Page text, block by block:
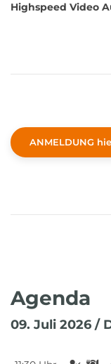
Highspeed Video
ANMELDUNG
Agenda
09. Juli 2026 /